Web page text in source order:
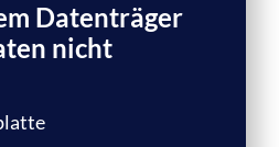
Datenträger
nicht